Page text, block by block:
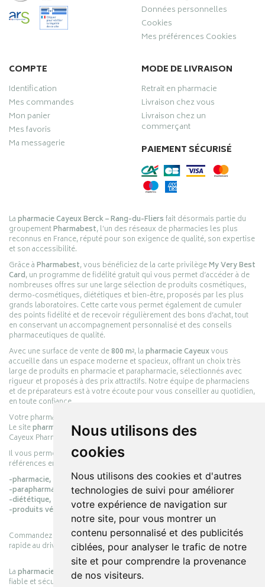
Nous utilisons des
cookies
Nous utilisons des cookies et d'autres
technologies de suivi pour améliorer
votre expérience de navigation sur
notre site, pour vous montrer un
contenu personnalisé et des publicités
ciblées, pour analyser le trafic de notre
site et pour comprendre la provenance
de nos visiteurs.
Données personnelles
Cookies
Mes préférences Cookies
COMPTE
Identification
Mes commandes
Mon panier
Mes favoris
Ma messagerie
MODE DE LIVRAISON
Retrait en pharmacie
Livraison chez vous
Livraison chez un
commerçant
PAIEMENT SÉCURISÉ
Lapharmacie Cayeux Berck – Rang-du-Fliersfait désormais partie du
groupementPharmabest, l’un des réseaux de pharmacies les plus
reconnus en France, réputé pour son exigence de qualité, son expertise
et son accessibilité.
Grâce àPharmabest, vous bénéficiez de la carte privilègeMy Very Best
Card, un programme de fidélité gratuit qui vous permet d’accéder à de
nombreuses offres sur une large sélection de produits cosmétiques,
dermo-cosmétiques, diététiques et bien-être, proposés par les plus
grands laboratoires. Cette carte vous permet également de cumuler
des points fidélité et de recevoir régulièrement des bons d’achat, tout
en conservant un accompagnement personnalisé et des conseils
pharmaceutiques de qualité.
Avec une surface de vente de800 m², lapharmacie Cayeuxvous
accueille dans un espace moderne et spacieux, offrant un choix très
large de produits en pharmacie et parapharmacie, sélectionnés avec
rigueur et proposés à des prix attractifs. Notre équipe de pharmaciens
et de préparateurs est à votre écoute pour vous conseiller au quotidien,
en toute confiance.
Votre pharmacie en ligne :
Le sitepharmacie-cayeux.frest le prolongement digital de la pharmacie
Cayeux Pharmabest Berck-sur-Mer – Rang-du-Fliers.
Il vous permet de réaliser vos achats en ligne parmi des milliers de
références en :
-pharmacie,
-parapharmacie,
-diététique,
-produits vétérinaires.
Commandez simplement vos produits en ligne et choisissez le retrait
rapide au drive ou la livraison à domicile, en toute simplicité.
Lapharmacie Cayeuxs’engage à vous offrir une expérience pratique,
fiable et sécurisée, en officine comme en ligne, au service de votre